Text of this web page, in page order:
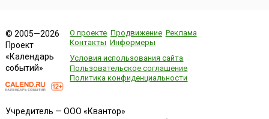
© 2005—2026
Проект
«Календарь
событий»
О проекте Продвижение Реклама
Контакты Информеры
Условия использования сайта
Пользовательское соглашение
Политика конфиденциальности
Учредитель — ООО «Квантор»